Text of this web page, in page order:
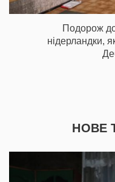
Подорож до
нідерландки,
НОВЕ